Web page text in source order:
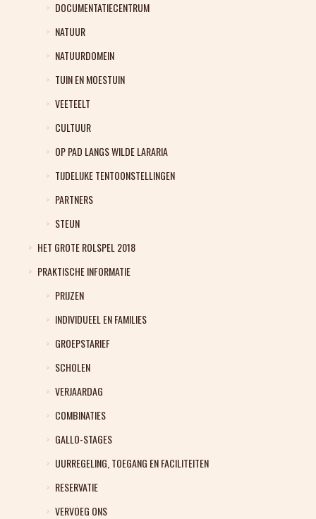
DOCUMENTATIECENTRUM
NATUUR
NATUURDOMEIN
TUIN EN MOESTUIN
VEETEELT
CULTUUR
OP PAD LANGS WILDE LARARIA
TIJDELIJKE TENTOONSTELLINGEN
PARTNERS
STEUN
HET GROTE ROLSPEL 2018
PRAKTISCHE INFORMATIE
PRIJZEN
INDIVIDUEEL EN FAMILIES
GROEPSTARIEF
SCHOLEN
VERJAARDAG
COMBINATIES
GALLO-STAGES
UURREGELING, TOEGANG EN FACILITEITEN
RESERVATIE
VERVOEG ONS